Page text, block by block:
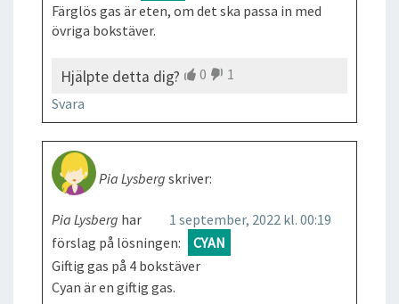
Färglös gas är eten, om det ska passa in med
övriga bokstäver.
Hjälpte detta dig? 0
1
Svara
Pia Lysberg skriver:
1 september, 2022 kl. 00:19
Pia Lysberg har
förslag på lösningen:
CYAN
Giftig gas på 4 bokstäver
Cyan är en giftig gas.